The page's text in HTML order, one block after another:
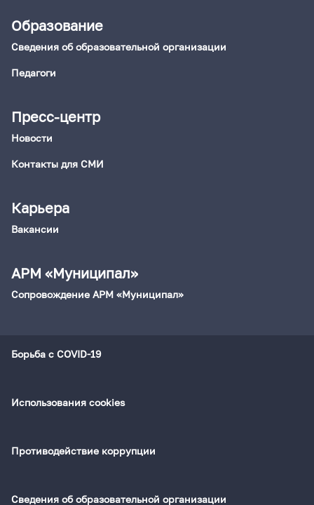
Образование
Сведения об образовательной организации
Педагоги
Пресс-центр
Новости
Контакты для СМИ
Карьера
Вакансии
АРМ «Муниципал»
Сопровождение АРМ «Муниципал»
Борьба с COVID-19
Использования cookies
Противодействие коррупции
Сведения об образовательной организации